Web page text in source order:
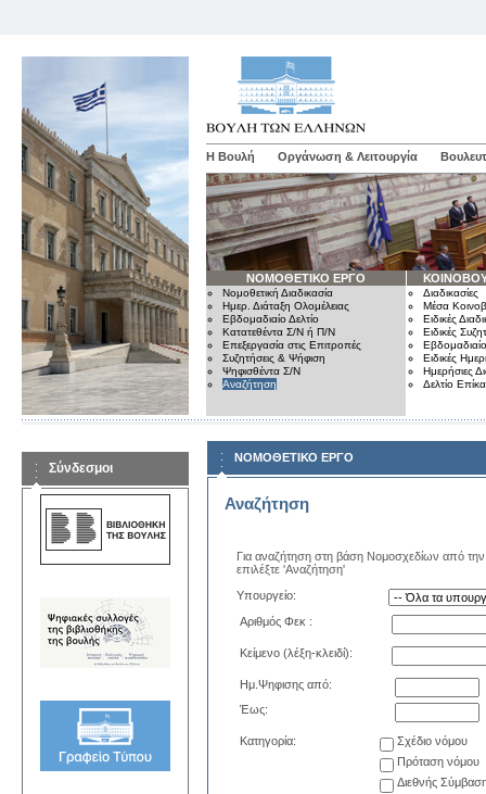
Η Βουλή Οργάνωση & Λειτουργία
ΝΟΜΟΘΕΤΙΚΟ ΕΡΓΟ
Νομοθετική Διαδικασία
Ημερ. Διάταξη Ολομέλειας
Εβδομαδιαίο Δελτίο
Κατατεθέντα Σ/Ν ή Π/Ν
Επεξεργασία στις Επιτροπές
Συζητήσεις & Ψήφιση
Ψηφισθέντα Σ/Ν
Αναζήτηση
Διαδικασίες
Μέσα
Ειδικές
Ειδικές
Εβδομαδιαίο
Ειδικές
Ημερήσιες
Δελτίο
Σύνδεσμοι
ΝΟΜΟΘΕΤΙΚΟ ΕΡΓΟ
Αναζήτηση
Για αναζήτηση στη βάση Νομοσχεδίων από
επιλέξτε 'Αναζήτηση'
Υπουργείο:
Αριθμός Φεκ :
Κείμενο (λέξη-κλειδί):
Ημ.Ψηφισης από:
Έως:
Κατηγορία:
Σχέδιο νόμου
Πρόταση νόμου
Διεθνής